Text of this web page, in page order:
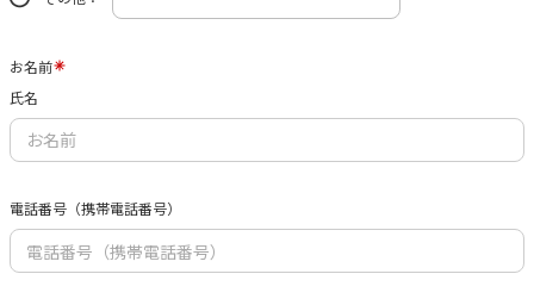
お名前
氏名
電話番号（携帯電話番号）